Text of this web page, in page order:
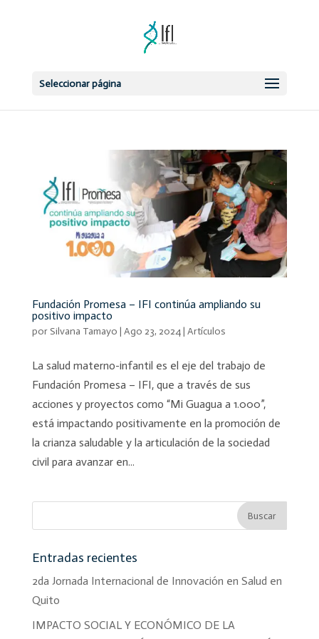
Seleccionar página
Fundación Promesa – IFI continúa ampliando su
positivo impacto
por Silvana Tamayo | Ago 23, 2024| Artículos
La salud materno-infantil es el eje del trabajo de
Fundación Promesa – IFI, que a través de sus
acciones y proyectos como “Mi Guagua a 1.000”,
está impactando positivamente en la promoción de
la crianza saludable y la articulación de la sociedad
civil para avanzar en...
Entradas recientes
2da Jornada Internacional de Innovación en Salud en
Quito
IMPACTO SOCIAL Y ECONÓMICO DE LA